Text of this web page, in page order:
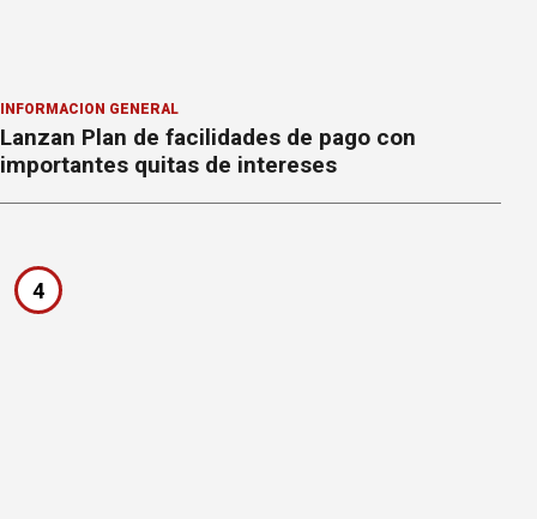
INFORMACION GENERAL
Lanzan Plan de facilidades de pago con
importantes quitas de intereses
4